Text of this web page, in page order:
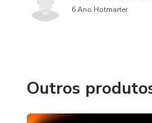
6 Ano Hotmarter
Outros